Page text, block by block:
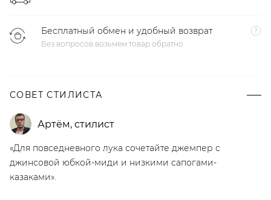
Бесплатный обмен и удобный возврат
Без вопросов возьмем товар обратно
СОВЕТ СТИЛИСТА
Артём, стилист
«Для повседневного лука сочетайте джемпер с
джинсовой юбкой-миди и низкими сапогами-
казаками».